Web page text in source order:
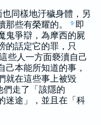
同樣地汙穢身體，另
那些有榮耀的。
9 即
鬼爭辯，為摩西的屍
的話定它的罪，只
些人一方面褻瀆自己
己本能所知道的事，
就在這些事上被毀
走了「 該隱的
迷途」，並且在「 科